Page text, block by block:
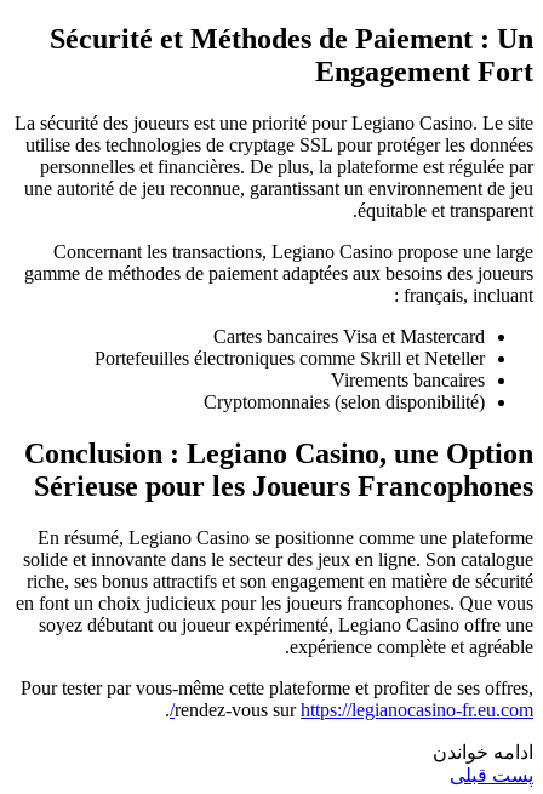
Sécurité et Méthodes de Paiement : Un
Engagement Fort
La sécurité des joueurs est une priorité pour Legiano Casino. Le site
utilise des technologies de cryptage SSL pour protéger les données
personnelles et financières. De plus, la plateforme est régulée par
une autorité de jeu reconnue, garantissant un environnement de jeu
équitable et transparent.
Concernant les transactions, Legiano Casino propose une large
gamme de méthodes de paiement adaptées aux besoins des joueurs
français, incluant :
Cartes bancaires Visa et Mastercard
Portefeuilles électroniques comme Skrill et Neteller
Virements bancaires
Cryptomonnaies (selon disponibilité)
Conclusion : Legiano Casino, une Option
Sérieuse pour les Joueurs Francophones
En résumé, Legiano Casino se positionne comme une plateforme
solide et innovante dans le secteur des jeux en ligne. Son catalogue
riche, ses bonus attractifs et son engagement en matière de sécurité
en font un choix judicieux pour les joueurs francophones. Que vous
soyez débutant ou joueur expérimenté, Legiano Casino offre une
expérience complète et agréable.
Pour tester par vous-même cette plateforme et profiter de ses offres,
rendez-vous surhttps://legianocasino-fr.eu.com/
.
ادامه خواندن
پست قبلی